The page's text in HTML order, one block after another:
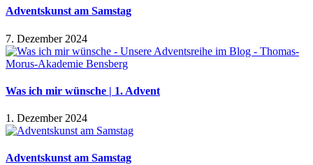
Adventskunst am Samstag
7. Dezember 2024
Was ich mir wünsche | 1. Advent
1. Dezember 2024
Adventskunst am Samstag